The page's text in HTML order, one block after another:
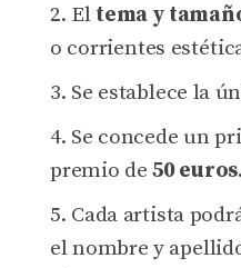
El tema y
o corrientes
Se establece la
Se concede un
premio de50 euros.
Cada artista
el nombre y